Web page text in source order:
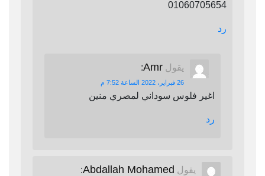
01060705654
رد
يقول Amr
:
26 فبراير، 2022 الساعة 7:52 م
اغير فلوس سوداني لمصري منين
رد
يقول Abdallah Mohamed
: